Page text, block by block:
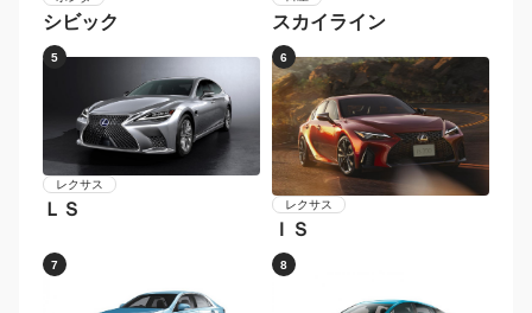
シビック スカイライン
5
レクサス
ＬＳ
6
レクサス
ＩＳ
7 8